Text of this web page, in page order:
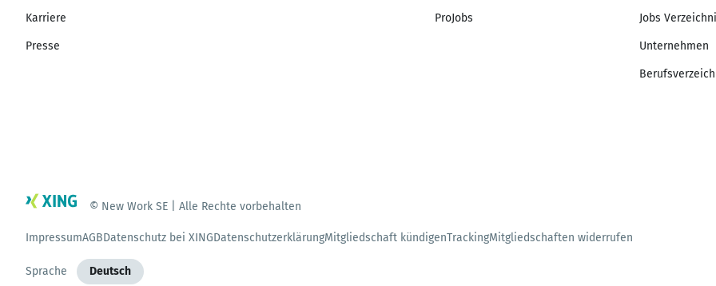
Karriere
Presse
ProJobs Jobs
Unternehmen
© New Work SE | Alle Rechte vorbehalten
ImpressumAGBDatenschutz bei XINGDatenschutzerklärungMitgliedschaft kündigenTrackingMitgliedschaften widerrufen
Sprache Deutsch